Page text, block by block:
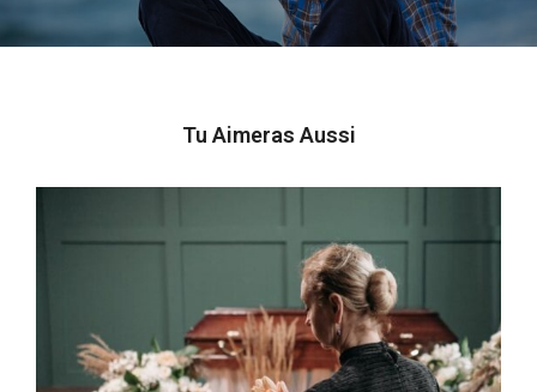
Tu Aimeras Aussi